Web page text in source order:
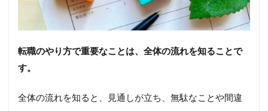
転職のやり方で重要なことは、全体の流れを知ることで
す。
全体の流れを知ると、見通しが立ち、無駄なことや間違